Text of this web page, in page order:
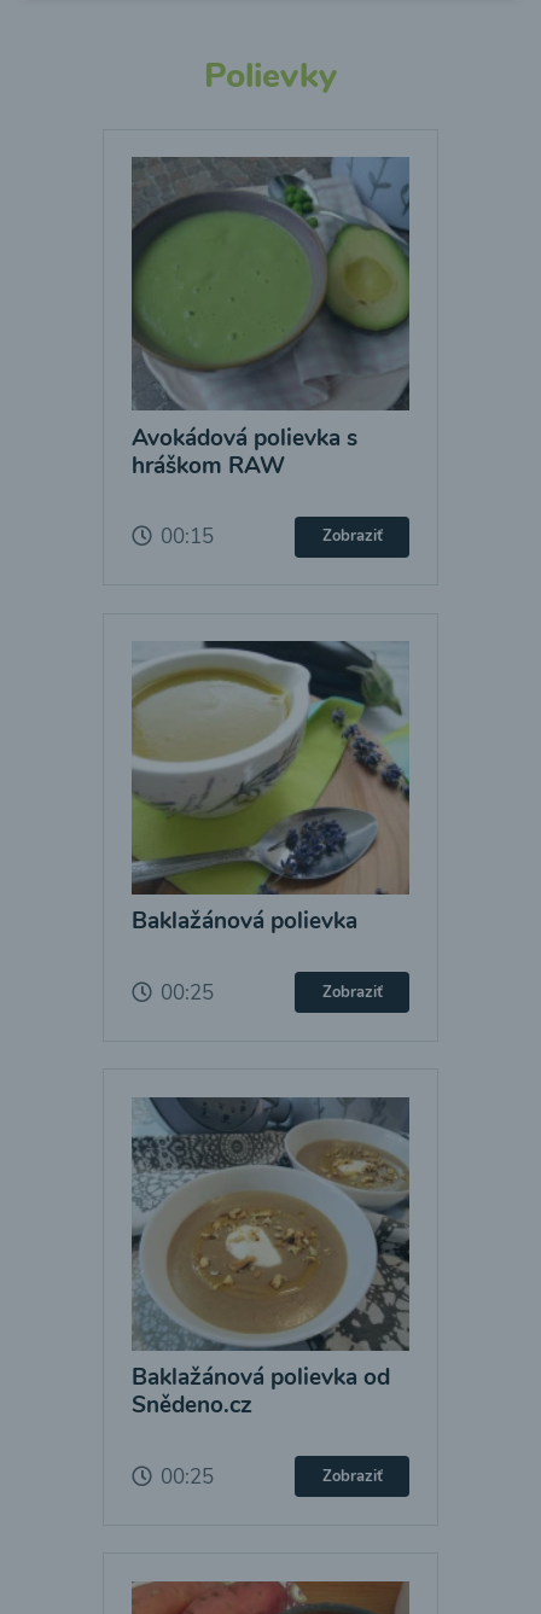
Polievky
Avokádová polievka s
hráškom RAW
00:15 Zobraziť
Baklažánová polievka
00:25 Zobraziť
Baklažánová polievka od
Snědeno.cz
00:25 Zobraziť